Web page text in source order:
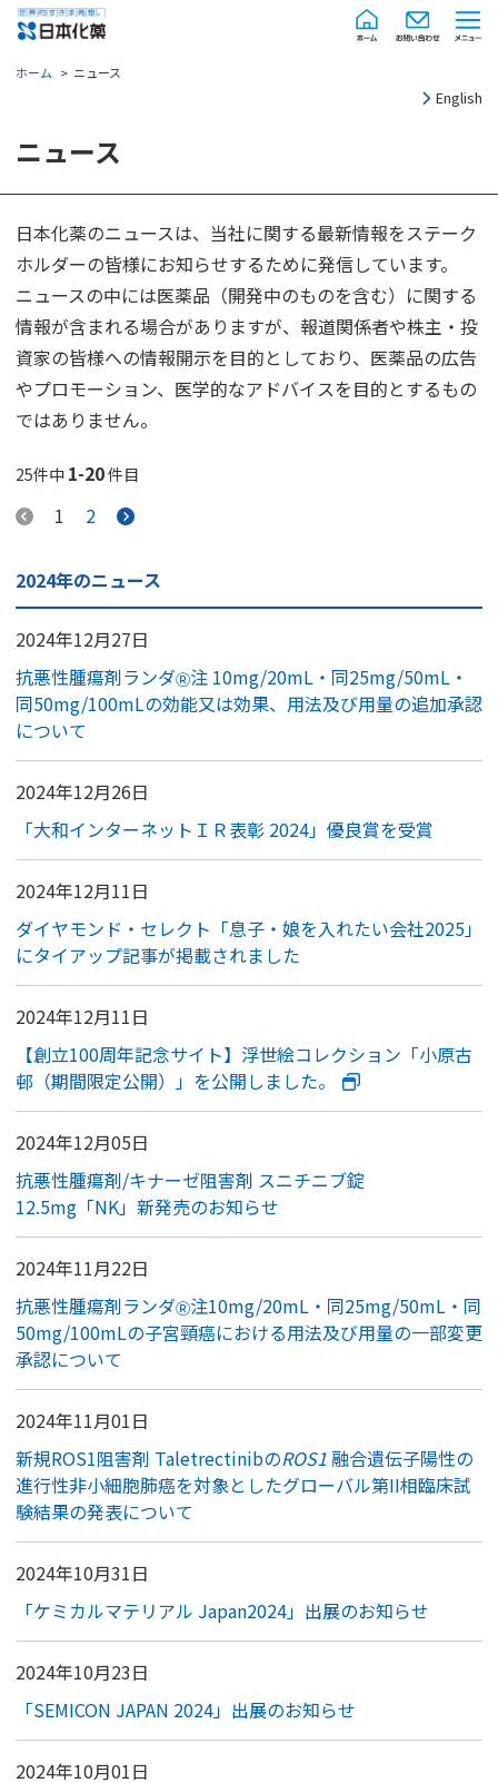
ホーム ニュース
English
ニュース
日本化薬のニュースは、当社に関する最新情報をステーク
ホルダーの皆様にお知らせするために発信しています。
ニュースの中には医薬品（開発中のものを含む）に関する
情報が含まれる場合がありますが、報道関係者や株主・投
資家の皆様への情報開示を目的としており、医薬品の広告
やプロモーション、医学的なアドバイスを目的とするもの
ではありません。
25件中 1-20件目
1 2
2024年のニュース
2024年12月27日
抗悪性腫瘍剤ランダⓇ注 10mg/20mL・同25mg/50mL・
同50mg/100mLの効能又は効果、用法及び用量の追加承認
について
2024年12月26日
「大和インターネットＩＲ表彰 2024」優良賞を受賞
2024年12月11日
ダイヤモンド・セレクト「息子・娘を入れたい会社2025」
にタイアップ記事が掲載されました
2024年12月11日
【創立100周年記念サイト】浮世絵コレクション「小原古
邨（期間限定公開）」を公開しました。
2024年12月05日
抗悪性腫瘍剤/キナーゼ阻害剤 スニチニブ錠
12.5mg「NK」新発売のお知らせ
2024年11月22日
抗悪性腫瘍剤ランダⓇ注10mg/20mL・同25mg/50mL・同
50mg/100mLの子宮頸癌における用法及び用量の一部変更
承認について
2024年11月01日
新規ROS1阻害剤 TaletrectinibのROS1 融合遺伝子陽性の
進行性非小細胞肺癌を対象としたグローバル第II相臨床試
験結果の発表について
2024年10月31日
「ケミカルマテリアル Japan2024」出展のお知らせ
2024年10月23日
「SEMICON JAPAN 2024」出展のお知らせ
2024年10月01日